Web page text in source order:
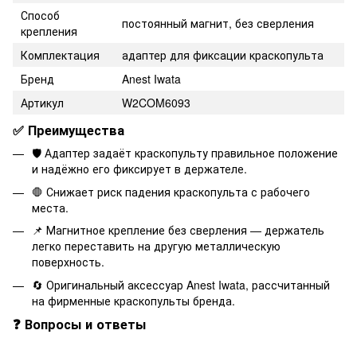
Способ
крепления
постоянный магнит, без сверления
Комплектация
адаптер для фиксации краскопульта
Бренд
Anest Iwata
Артикул
W2COM6093
✅ Преимущества
🛡️ Адаптер задаёт краскопульту правильное положение
и надёжно его фиксирует в держателе.
🛑 Снижает риск падения краскопульта с рабочего
места.
📌 Магнитное крепление без сверления — держатель
легко переставить на другую металлическую
поверхность.
🔄 Оригинальный аксессуар Anest Iwata, рассчитанный
на фирменные краскопульты бренда.
❓ Вопросы и ответы